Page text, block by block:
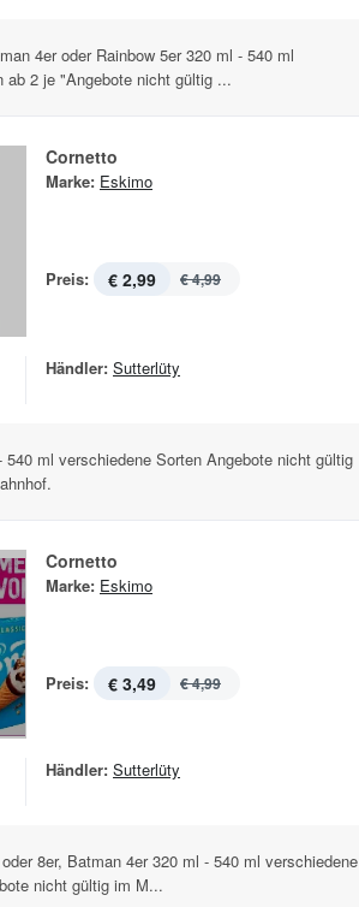
4er oder Rainbow 5er 320 ml - 540 ml
ab 2 je "Angebote nicht gültig ...
Cornetto
Marke: Eskimo
Preis: € 2,99 € 4,99
Händler: Sutterlüty
540 ml verschiedene Sorten Angebote nicht gültig
Cornetto
Marke: Eskimo
Preis: € 3,49 € 4,99
Händler: Sutterlüty
8er, Batman 4er 320 ml - 540 ml verschiedene
nicht gültig im M...